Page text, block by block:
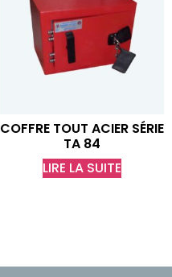
COFFRE TOUT ACIER SÉRIE
TA 84
LIRE LA SUITE